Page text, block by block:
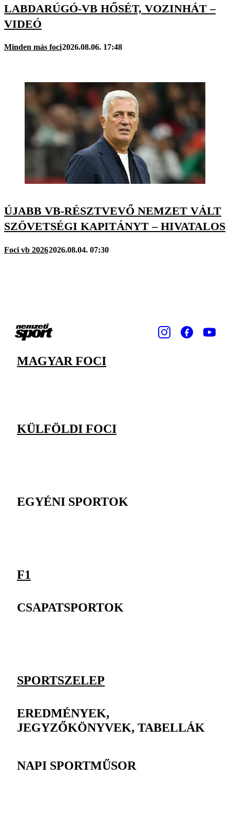
LABDARÚGÓ-VB HŐSÉT, VOZINHÁT –
VIDEÓ
Minden más foci2026.08.06. 17:48
ÚJABB VB-RÉSZTVEVŐ NEMZET VÁLT
SZÖVETSÉGI KAPITÁNYT – HIVATALOS
Foci vb 20262026.08.04. 07:30
MAGYAR FOCI
KÜLFÖLDI FOCI
EGYÉNI SPORTOK
F1
CSAPATSPORTOK
SPORTSZELEP
EREDMÉNYEK,
JEGYZŐKÖNYVEK, TABELLÁK
NAPI SPORTMŰSOR